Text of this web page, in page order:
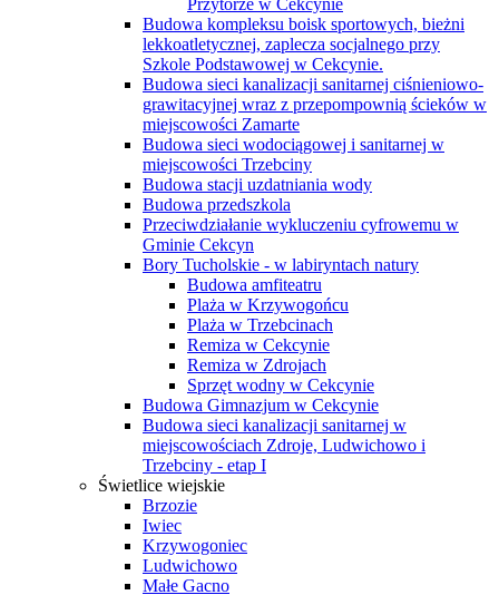
Przytorze w Cekcynie
Budowa kompleksu boisk sportowych, bieżni
lekkoatletycznej, zaplecza socjalnego przy
Szkole Podstawowej w Cekcynie.
Budowa sieci kanalizacji sanitarnej ciśnieniowo-
grawitacyjnej wraz z przepompownią ścieków w
miejscowości Zamarte
Budowa sieci wodociągowej i sanitarnej w
miejscowości Trzebciny
Budowa stacji uzdatniania wody
Budowa przedszkola
Przeciwdziałanie wykluczeniu cyfrowemu w
Gminie Cekcyn
Bory Tucholskie - w labiryntach natury
Budowa amfiteatru
Plaża w Krzywogońcu
Plaża w Trzebcinach
Remiza w Cekcynie
Remiza w Zdrojach
Sprzęt wodny w Cekcynie
Budowa Gimnazjum w Cekcynie
Budowa sieci kanalizacji sanitarnej w
miejscowościach Zdroje, Ludwichowo i
Trzebciny - etap I
Świetlice wiejskie
Brzozie
Iwiec
Krzywogoniec
Ludwichowo
Małe Gacno